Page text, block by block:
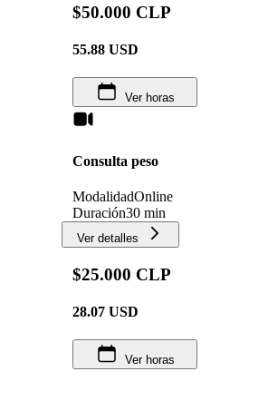
$50.000 CLP
55.88 USD
Ver horas
Consulta peso
ModalidadOnline
Duración30 min
Ver detalles
$25.000 CLP
28.07 USD
Ver horas